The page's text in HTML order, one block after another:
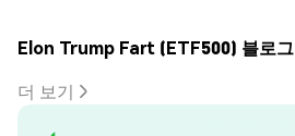
Elon Trump Fart (ETF500) 블로그
더 보기